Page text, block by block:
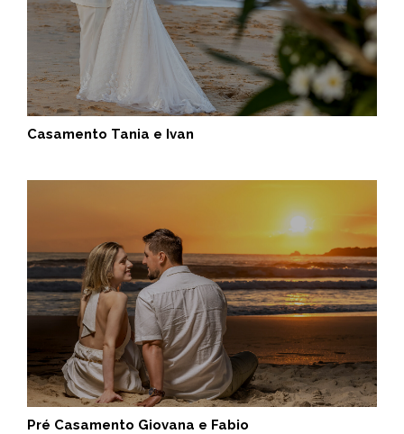
Casamento Tania e Ivan
Pré Casamento Giovana e Fabio